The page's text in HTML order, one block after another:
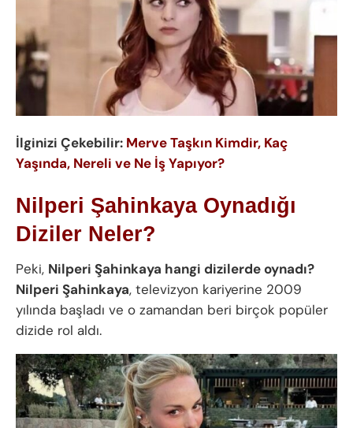
İlginizi Çekebilir: Merve Taşkın Kimdir, Kaç
Yaşında, Nereli ve Ne İş Yapıyor?
Nilperi Şahinkaya Oynadığı
Diziler Neler?
Peki, Nilperi Şahinkaya hangi dizilerde oynadı?
Nilperi Şahinkaya, televizyon kariyerine 2009
yılında başladı ve o zamandan beri birçok popüler
dizide rol aldı.